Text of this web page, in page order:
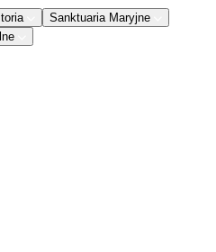
Sanktuaria Maryjne